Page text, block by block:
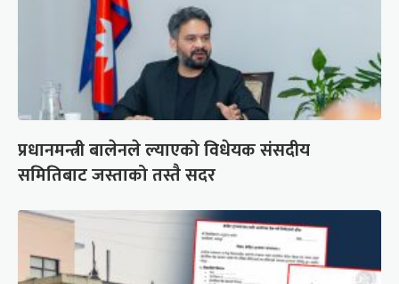
प्रधानमन्त्री बालेनले ल्याएको विधेयक संसदीय
समितिबाट जस्ताको तस्तै सदर